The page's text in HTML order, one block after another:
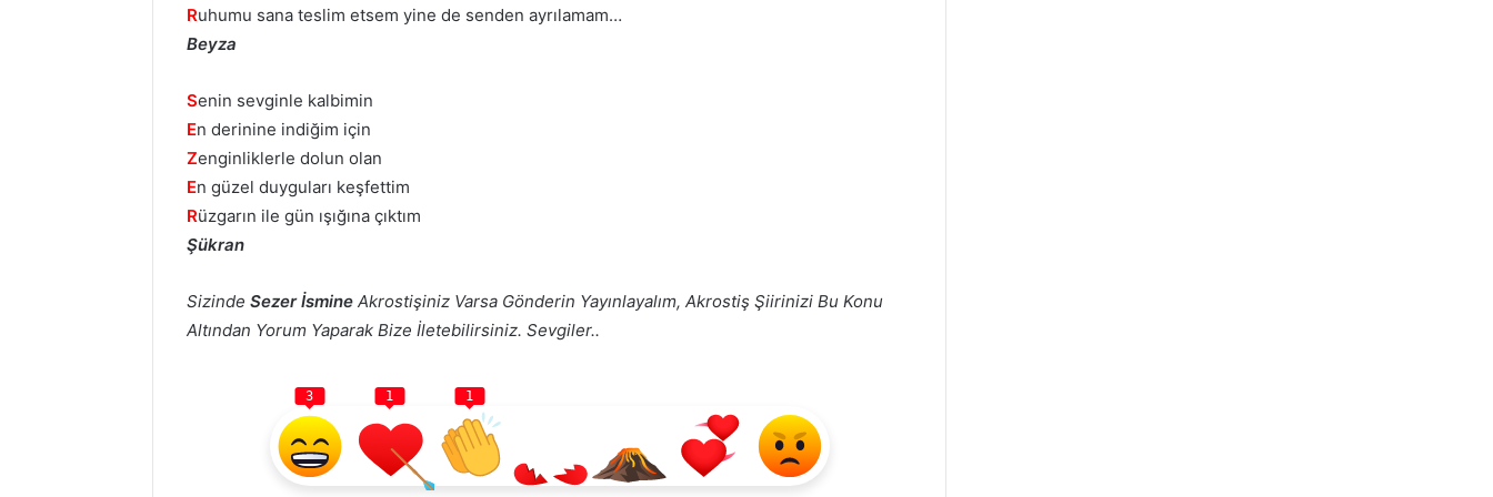
Ruhumu sana teslim etsem yine de senden ayrılamam…
Beyza
Senin sevginle kalbimin
En derinine indiğim için
Zenginliklerle dolun olan
En güzel duyguları keşfettim
Rüzgarın ile gün ışığına çıktım
Şükran
Sizinde Sezer İsmine Akrostişiniz Varsa Gönderin Yayınlayalım, Akrostiş Şiirinizi Bu Konu
Altından Yorum Yaparak Bize İletebilirsiniz. Sevgiler..
3 1 1